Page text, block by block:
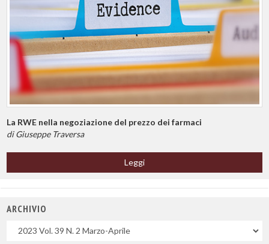
La RWE nella negoziazione del prezzo dei farmaci
di Giuseppe Traversa
Leggi
ARCHIVIO
Uscite